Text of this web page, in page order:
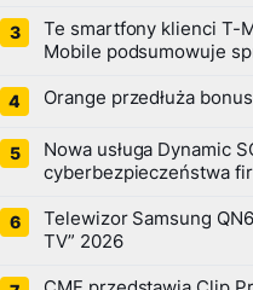
Te smartfony klienci T-
Mobile podsumowuje
Orange przedłuża
Nowa usługa Dynamic
cyberbezpieczeństwa
Telewizor Samsung
TV” 2026